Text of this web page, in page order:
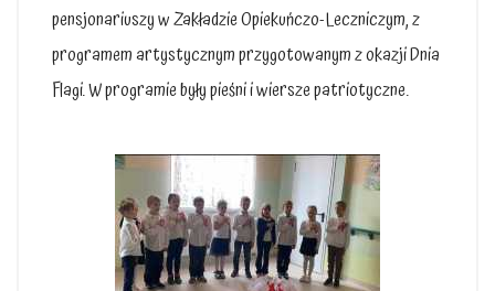
pensjonariuszy w Zakładzie Opiekuńczo-Leczniczym, z
programem artystycznym przygotowanym z okazji Dnia
Flagi. W programie były pieśni i wiersze patriotyczne.